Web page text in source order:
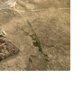
建。抗議現場
，表示將帶回
計畫並